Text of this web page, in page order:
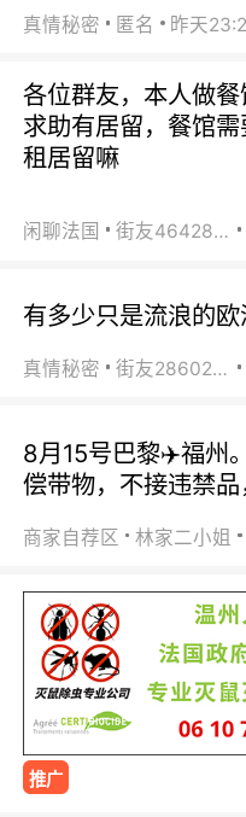
真情秘密 匿名 昨天
各位群友，本人做
求助有居留，餐馆
租居留嘛
闲聊法国 街友46428878
有多少只是流浪的欧
真情秘密 街友28602925
8月15号巴黎✈️福州
偿带物，不接违禁
商家自荐区 林家二小姐
推广